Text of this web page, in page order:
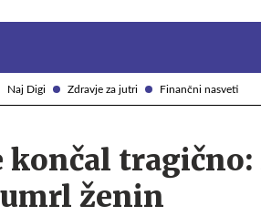
Naj Digi Zdravje za jutri Finančni nasveti
končal tragično:
ženin